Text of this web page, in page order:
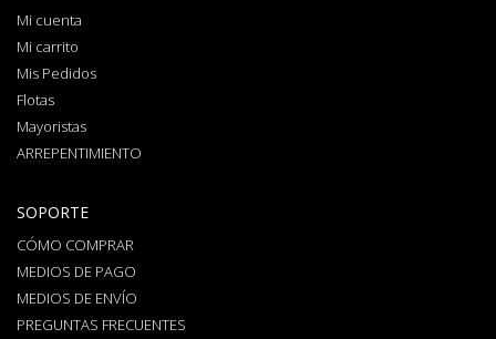
Mi cuenta
Mi carrito
Mis Pedidos
Flotas
Mayoristas
ARREPENTIMIENTO
SOPORTE
CÓMO COMPRAR
MEDIOS DE PAGO
MEDIOS DE ENVÍO
PREGUNTAS FRECUENTES